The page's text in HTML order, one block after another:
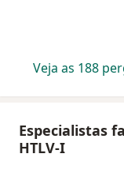
Veja as 188
Especialistas
HTLV-I